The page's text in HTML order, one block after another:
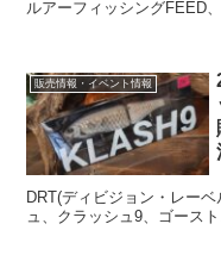
ルアーフィッシングFEED
販売情報・イベント情報
DRT(ディビジョン・レー
ュ、クラッシュ9、ゴース